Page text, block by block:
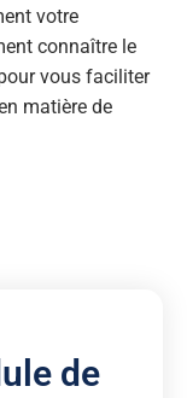
votre
connaître le
vous faciliter
matière de
de